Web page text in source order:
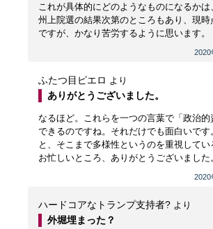
2020
これが具体的にどのようなものになるかは
州上院選の結果次第のところもあり、現時
ですが、かなり苦労するように思います。
ふたつ目ピエロ より
2020
ありがとうございました。
なるほど。これらを一つの言葉で「政治
できるのですね。それだけでも面白いです
と、そこまで多様性というのを重視してい
お忙しいところ、ありがとうございました
ハードコアなトランプ支持者? より
外堀埋まった？